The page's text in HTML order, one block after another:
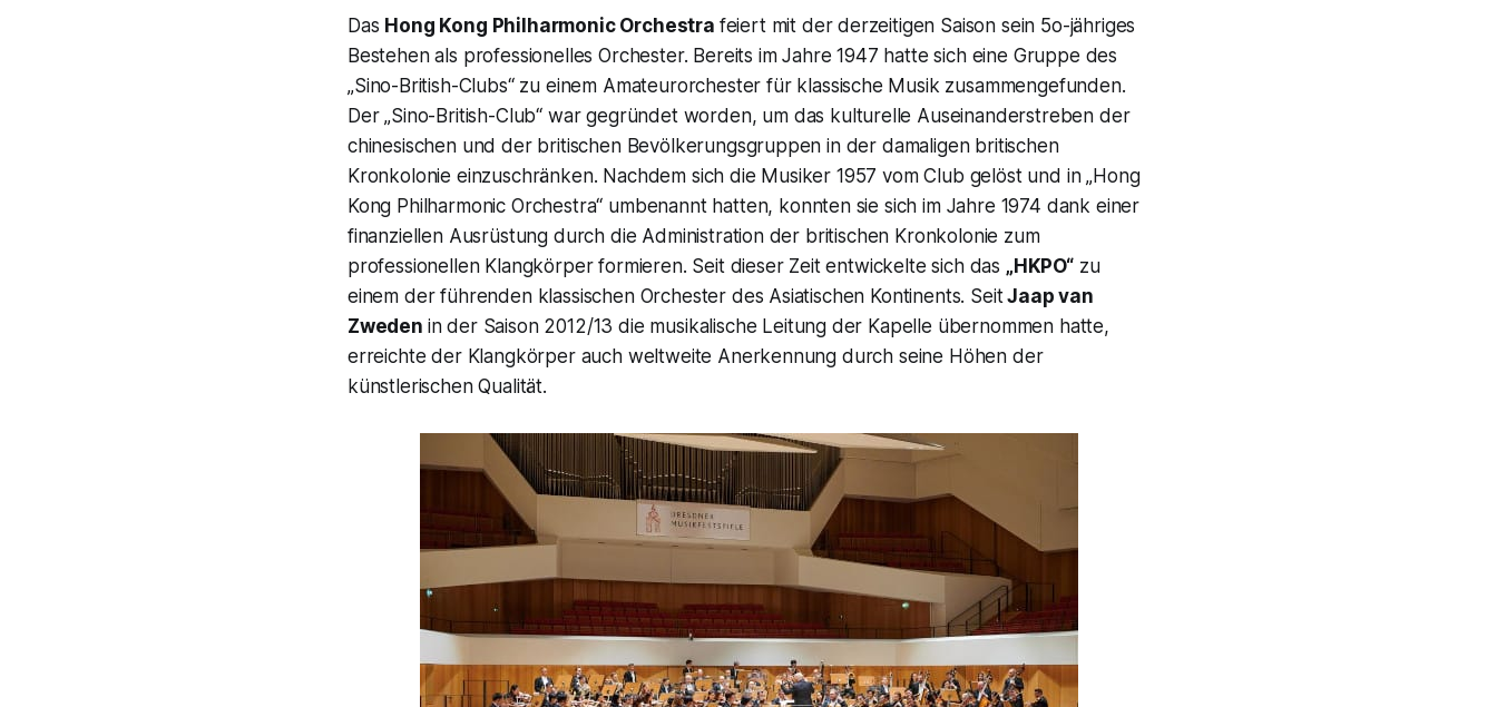
Das Hong Kong Philharmonic Orchestra feiert mit der derzeitigen Saison sein 5o-jähriges
Bestehen als professionelles Orchester. Bereits im Jahre 1947 hatte sich eine Gruppe des
„Sino-British-Clubs“ zu einem Amateurorchester für klassische Musik zusammengefunden.
Der „Sino-British-Club“ war gegründet worden, um das kulturelle Auseinanderstreben der
chinesischen und der britischen Bevölkerungsgruppen in der damaligen britischen
Kronkolonie einzuschränken. Nachdem sich die Musiker 1957 vom Club gelöst und in„Hong
Kong Philharmonic Orchestra“ umbenannt hatten, konnten sie sich im Jahre 1974 dank einer
finanziellen Ausrüstung durch die Administration der britischen Kronkolonie zum
professionellen Klangkörper formieren. Seit dieser Zeit entwickelte sich das „HKPO“zu
einem der führenden klassischen Orchester des Asiatischen Kontinents. SeitJaap van
Zweden in der Saison 2012/13 die musikalische Leitung der Kapelle übernommen hatte,
erreichte der Klangkörper auch weltweite Anerkennung durch seine Höhen der
künstlerischen Qualität.